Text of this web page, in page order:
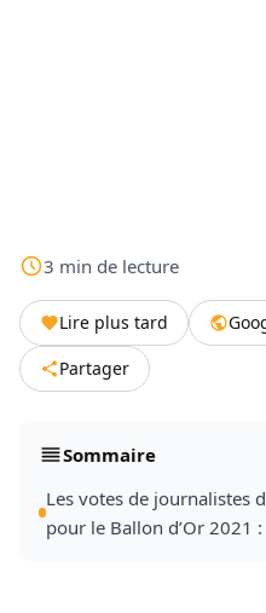
3 min de lecture
Lire plus tard
Partager
Sommaire
Les votes de journalistes
pour le Ballon d’Or 2021 :